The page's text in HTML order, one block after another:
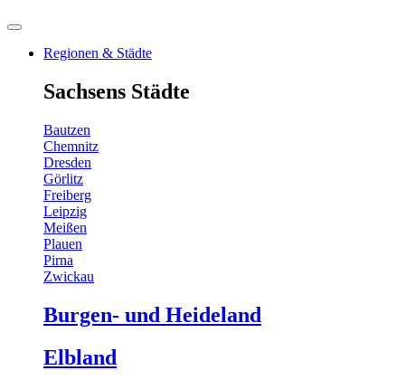
Regionen & Städte
Sachsens Städte
Bautzen
Chemnitz
Dresden
Görlitz
Freiberg
Leipzig
Meißen
Plauen
Pirna
Zwickau
Burgen- und Heideland
Elbland